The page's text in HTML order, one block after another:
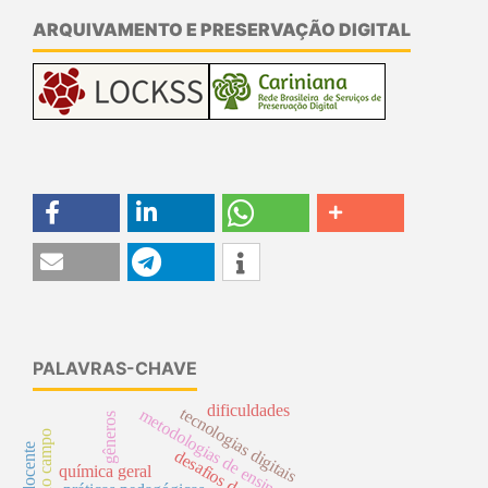
ARQUIVAMENTO E PRESERVAÇÃO DIGITAL
PALAVRAS-CHAVE
metodologias de ensino
química geral tecnologias digitais
gêneros dificuldades